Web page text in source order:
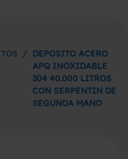
/ DEPOSITO ACERO
APQ INOXIDABLE
304 40.000 LITROS
CON SERPENTIN DE
SEGUNDA MANO